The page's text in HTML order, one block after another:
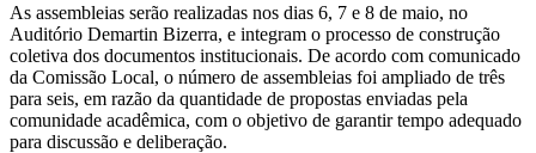
As assembleias serão realizadas nos dias 6, 7 e 8 de maio, no
Auditório Demartin Bizerra, e integram o processo de construção
coletiva dos documentos institucionais. De acordo com comunicado
da Comissão Local, o número de assembleias foi ampliado de três
para seis, em razão da quantidade de propostas enviadas pela
comunidade acadêmica, com o objetivo de garantir tempo adequado
para discussão e deliberação.